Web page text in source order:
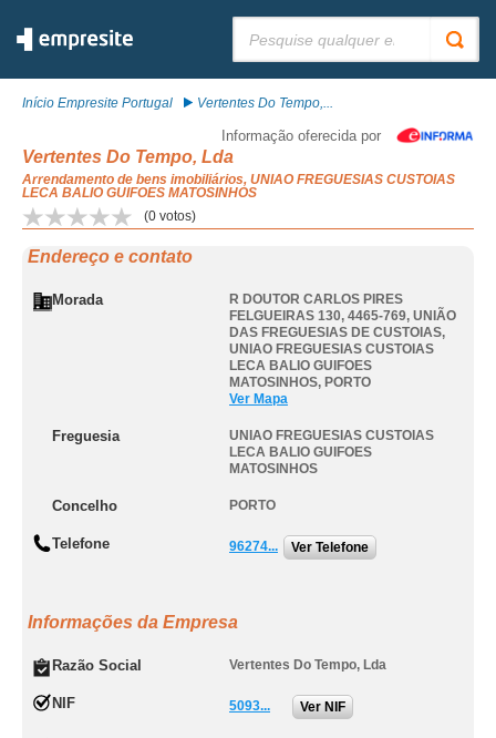
Início Empresite Portugal Vertentes Do Tempo,...
Informação oferecida por
Vertentes Do Tempo, Lda
Arrendamento de bens imobiliários, UNIAO FREGUESIAS CUSTOIAS
LECA BALIO GUIFOES MATOSINHOS
(0 votos)
Endereço e contato
Morada
R DOUTOR CARLOS PIRES
FELGUEIRAS 130, 4465-769, UNIÃO
DAS FREGUESIAS DE CUSTOIAS,
UNIAO FREGUESIAS CUSTOIAS
LECA BALIO GUIFOES
MATOSINHOS, PORTO
Ver Mapa
Freguesia
UNIAO FREGUESIAS CUSTOIAS
LECA BALIO GUIFOES
MATOSINHOS
Concelho PORTO
Telefone 96274... Ver Telefone
Informações da Empresa
Razão Social Vertentes Do Tempo, Lda
NIF 5093... Ver NIF